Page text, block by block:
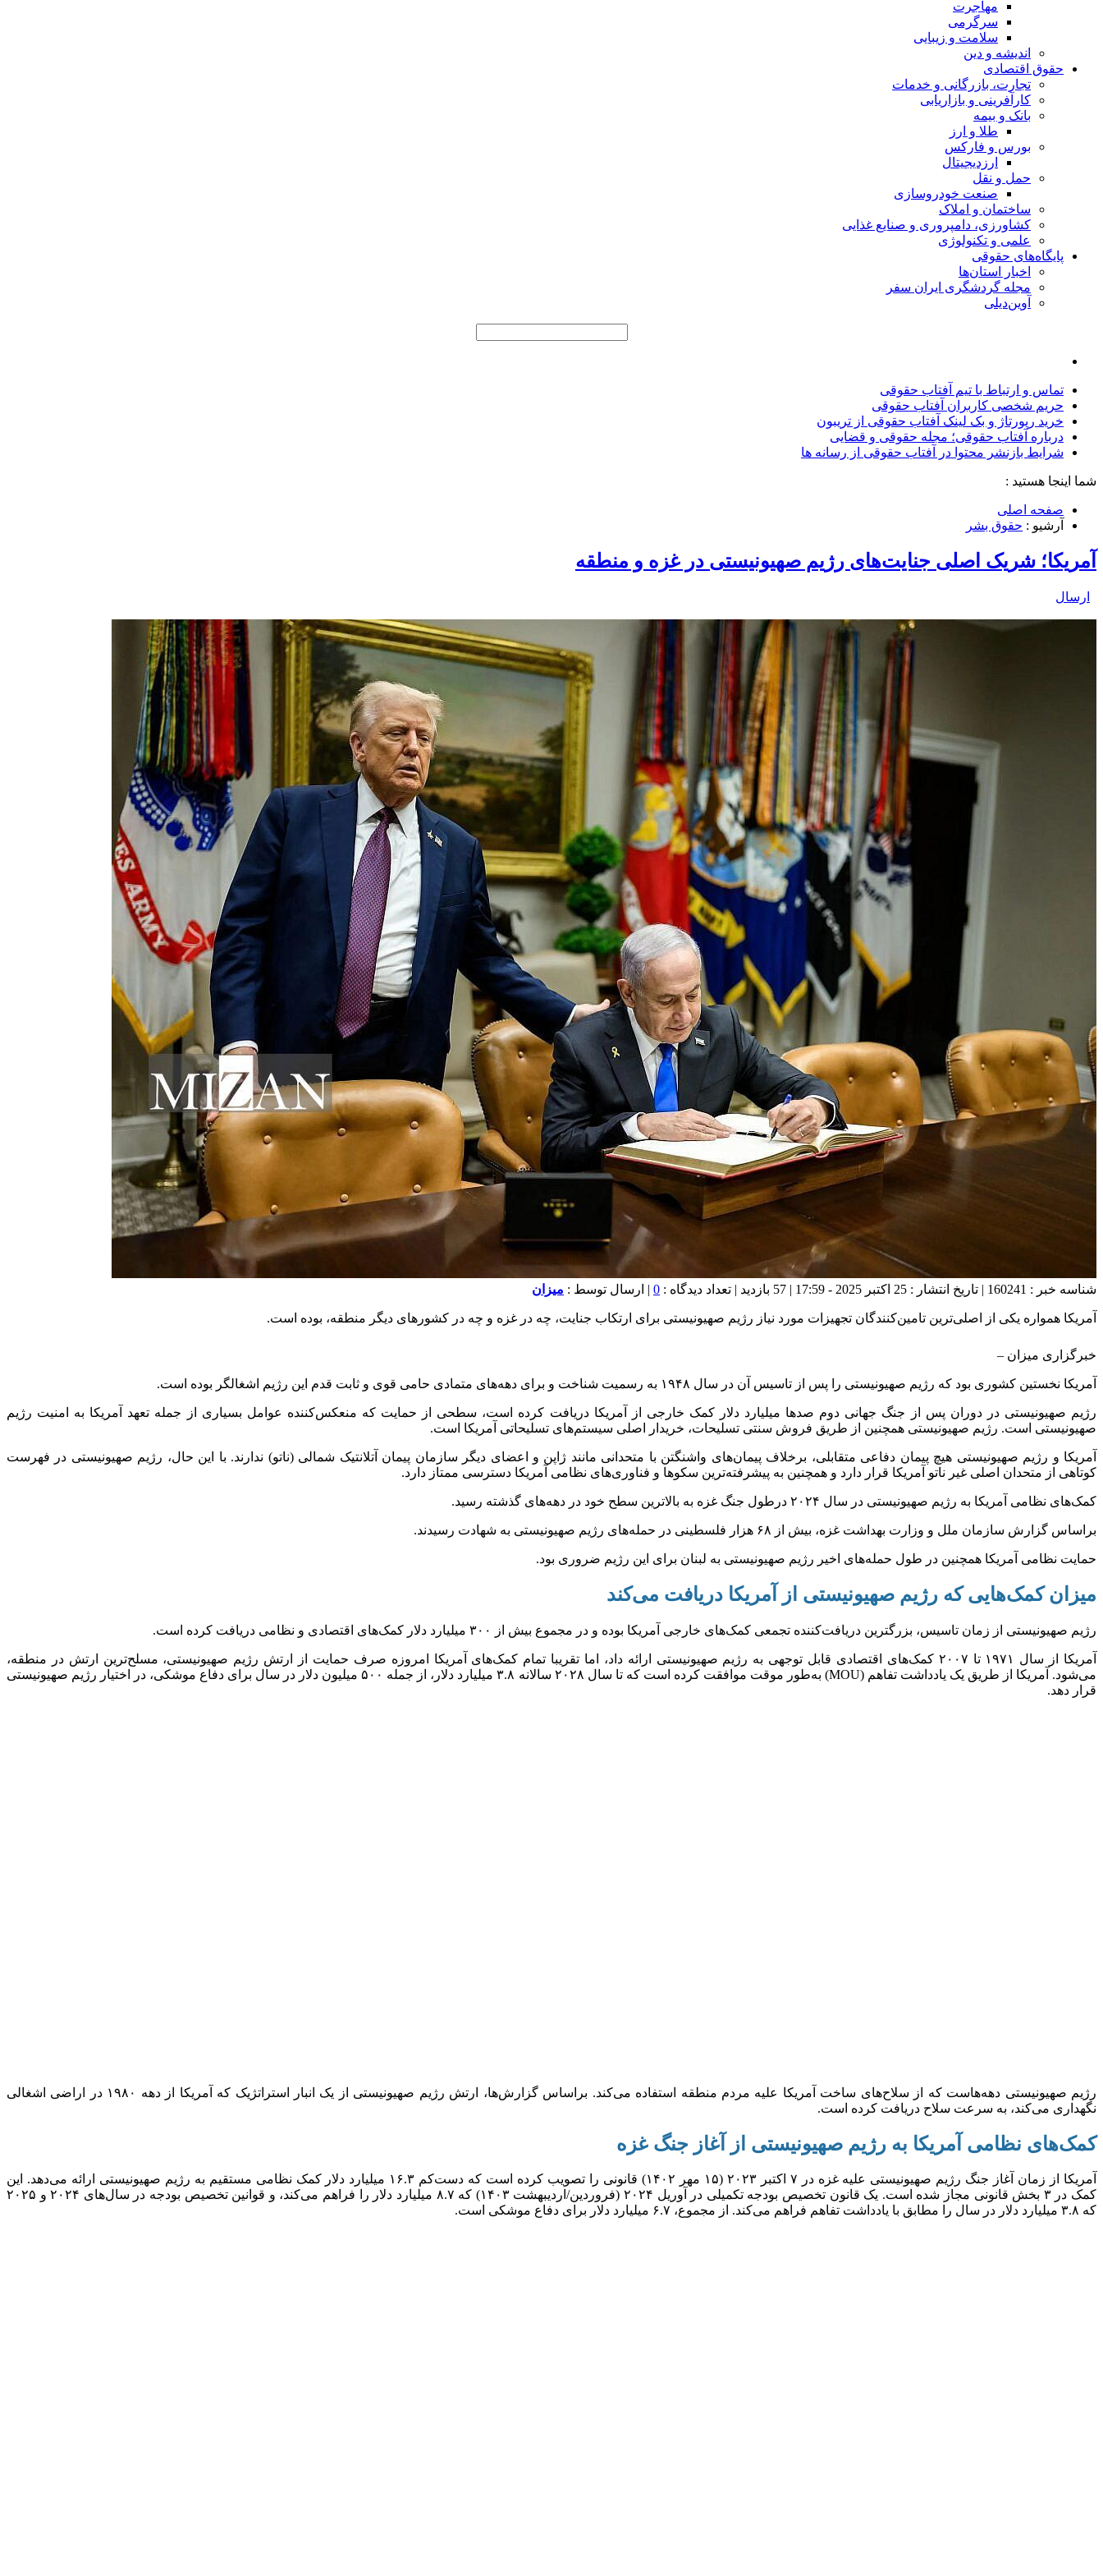
مهاجرت
سرگرمی
سلامت و زیبایی
اندیشه و دین
حقوق اقتصادی
تجارت، بازرگانی و خدمات
کارآفرینی و بازاریابی
بانک و بیمه
طلا و ارز
بورس و فارکس
ارزدیجیتال
حمل و نقل
صنعت خودروسازی
ساختمان و املاک
کشاورزی، دامپروری و صنایع غذایی
علمی و تکنولوژی
پایگاه‌های حقوقی
اخبار استان‌ها
مجله گردشگری ایران سفر
آوین‌دیلی
تماس و ارتباط با تیم آفتاب حقوقی
حریم شخصی کاربران آفتاب حقوقی
خرید رپورتاژ و بک لینک آفتاب حقوقی از تریبون
درباره آفتاب حقوقی؛ مجله حقوقی و قضایی
شرایط بازنشر محتوا در آفتاب حقوقی از رسانه ها
شما اینجا هستید :
صفحه اصلی
آرشیو : حقوق بشر
آمریکا؛ شریک اصلی جنایت‌های رژیم صهیونیستی در غزه و منطقه
ارسال
شناسه خبر : 160241 | تاریخ انتشار : 25 اکتبر 2025 - 17:59 | 57 بازدید | تعداد دیدگاه : 0 | ارسال توسط : میزان
آمریکا همواره یکی از اصلی‌ترین تامین‌کنندگان تجهیزات مورد نیاز رژیم صهیونیستی برای ارتکاب جنایت، چه در غزه و چه در کشور‌های دیگر منطقه، بوده است.
خبرگزاری میزان –
آمریکا نخستین کشوری بود که رژیم صهیونیستی را پس از تاسیس آن در سال ۱۹۴۸ به رسمیت شناخت و برای دهه‌های متمادی حامی قوی و ثابت قدم این رژیم اشغالگر بوده است.
رژیم صهیونیستی در دوران پس از جنگ جهانی دوم صد‌ها میلیارد دلار کمک خارجی از آمریکا دریافت کرده است، سطحی از حمایت که منعکس‌کننده عوامل بسیاری از جمله تعهد آمریکا به امنیت رژیم
صهیونیستی است. رژیم صهیونیستی همچنین از طریق فروش سنتی تسلیحات، خریدار اصلی سیستم‌های تسلیحاتی آمریکا است.
آمریکا و رژیم صهیونیستی هیچ پیمان دفاعی متقابلی، برخلاف پیمان‌های واشنگتن با متحدانی مانند ژاپن و اعضای دیگر سازمان پیمان آتلانتیک شمالی (ناتو) ندارند. با این حال، رژیم صهیونیستی در فهرست
کوتاهی از متحدان اصلی غیر ناتو آمریکا قرار دارد و همچنین به پیشرفته‌ترین سکو‌ها و فناوری‌های نظامی آمریکا دسترسی ممتاز دارد.
کمک‌های نظامی آمریکا به رژیم صهیونیستی در سال ۲۰۲۴ درطول جنگ غزه به بالاترین سطح خود در دهه‌های گذشته رسید.
براساس گزارش سازمان ملل و وزارت بهداشت غزه، بیش از ۶۸ هزار فلسطینی در حمله‌های رژیم صهیونیستی به شهادت رسیدند.
حمایت نظامی آمریکا همچنین در طول حمله‌های اخیر رژیم صهیونیستی به لبنان برای این رژیم ضروری بود.
میزان کمک‌هایی که رژیم صهیونیستی از آمریکا دریافت می‌کند
رژیم صهیونیستی از زمان تاسیس، بزرگترین دریافت‌کننده تجمعی کمک‌های خارجی آمریکا بوده و در مجموع بیش از ۳۰۰ میلیارد دلار کمک‌های اقتصادی و نظامی دریافت کرده است.
آمریکا از سال ۱۹۷۱ تا ۲۰۰۷ کمک‌های اقتصادی قابل توجهی به رژیم صهیونیستی ارائه داد، اما تقریبا تمام کمک‌های آمریکا امروزه صرف حمایت از ارتش رژیم صهیونیستی، مسلح‌ترین ارتش در منطقه،
می‌شود. آمریکا از طریق یک یادداشت تفاهم (MOU) به‌طور موقت موافقت کرده است که تا سال ۲۰۲۸ سالانه ۳.۸ میلیارد دلار، از جمله ۵۰۰ میلیون دلار در سال برای دفاع موشکی، در اختیار رژیم صهیونیستی
قرار دهد.
رژیم صهیونیستی دهه‌هاست که از سلاح‌های ساخت آمریکا علیه مردم منطقه استفاده می‌کند. براساس گزارش‌ها، ارتش رژیم صهیونیستی از یک انبار استراتژیک که آمریکا از دهه ۱۹۸۰ در اراضی اشغالی
نگهداری می‌کند، به سرعت سلاح دریافت کرده است.
کمک‌های نظامی آمریکا به رژیم صهیونیستی از آغاز جنگ غزه
آمریکا از زمان آغاز جنگ رژیم صهیونیستی علیه غزه در ۷ اکتبر ۲۰۲۳ (۱۵ مهر ۱۴۰۲) قانونی را تصویب کرده است که دست‌کم ۱۶.۳ میلیارد دلار کمک نظامی مستقیم به رژیم صهیونیستی ارائه می‌دهد. این
کمک در ۳ بخش قانونی مجاز شده است. یک قانون تخصیص بودجه تکمیلی در آوریل ۲۰۲۴ (فروردین/اردیبهشت ۱۴۰۳) که ۸.۷ میلیارد دلار را فراهم می‌کند، و قوانین تخصیص بودجه در سال‌های ۲۰۲۴ و ۲۰۲۵
که ۳.۸ میلیارد دلار در سال را مطابق با یادداشت تفاهم فراهم می‌کند. از مجموع، ۶.۷ میلیارد دلار برای دفاع موشکی است.